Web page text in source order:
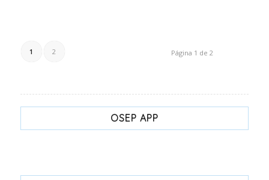
Página 1 de 2
1 2
OSEP APP